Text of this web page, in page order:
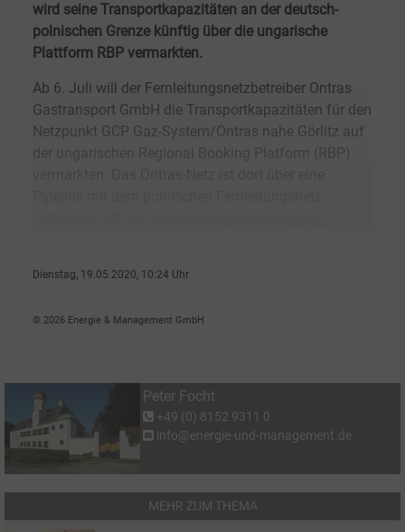
wird seine Transportkapazitäten an der deutsch-
polnischen Grenze künftig über die ungarische
Plattform RBP vermarkten.
Ab 6. Juli will der Fernleitungsnetzbetreiber Ontras
Gastransport GmbH die Transportkapazitäten für den
Netzpunkt GCP Gaz-System/Ontras nahe Görlitz auf
der ungarischen Regional Booking Platform (RBP)
Dienstag, 19.05.2020, 10:24 Uhr
© 2026 Energie & Management GmbH
Peter Focht
+49 (0) 8152 9311 0
info@energie-und-management.de
MEHR ZUM THEMA